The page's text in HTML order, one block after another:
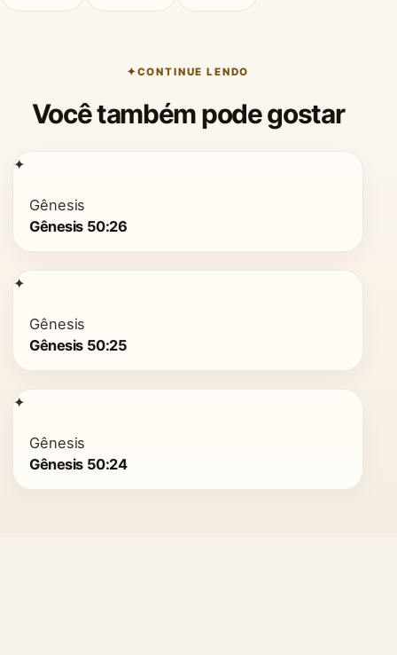
CONTINUE LENDO
Você também pode gostar
✦
Gênesis
Gênesis 50:26
✦
Gênesis
Gênesis 50:25
✦
Gênesis
Gênesis 50:24